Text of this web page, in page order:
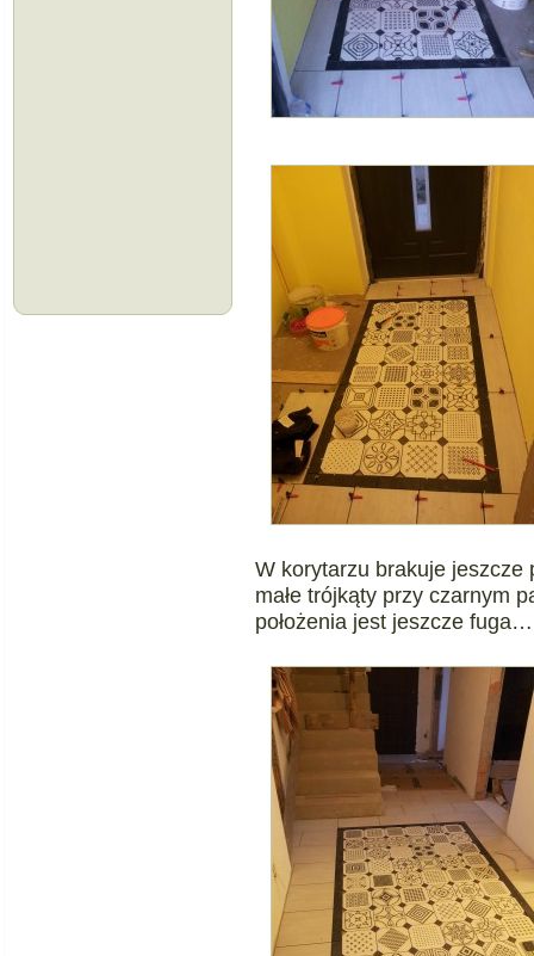
W korytarzu brakuje jeszcze
małe trójkąty przy czarnym
położenia jest jeszcze fuga…